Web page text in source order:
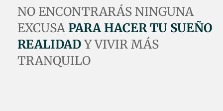
NO ENCONTRARÁS NINGUNA
EXCUSA PARA HACER TU SUEÑO
REALIDADY VIVIR MÁS
TRANQUILO